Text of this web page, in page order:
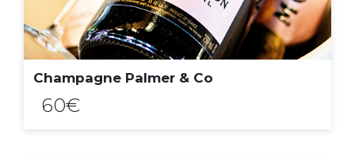
Champagne Palmer & Co
60€